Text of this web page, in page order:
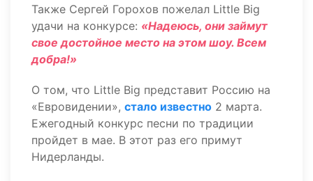
Также Сергей Горохов пожелал Little Big
удачи на конкурсе: «Надеюсь, они займут
свое достойное место на этом шоу. Всем
добра!»
О том, что Little Big представит Россию на
«Евровидении», стало известно 2 марта.
Ежегодный конкурс песни по традиции
пройдет в мае. В этот раз его примут
Нидерланды.